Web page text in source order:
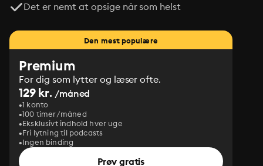
Det er nemt at opsige når som helst
Den mest populære
Premium
For dig som lytter og læser ofte.
129 kr. /måned
1 konto
100 timer/måned
Eksklusivt indhold hver uge
Fri lytning til podcasts
Ingen binding
Prøv gratis